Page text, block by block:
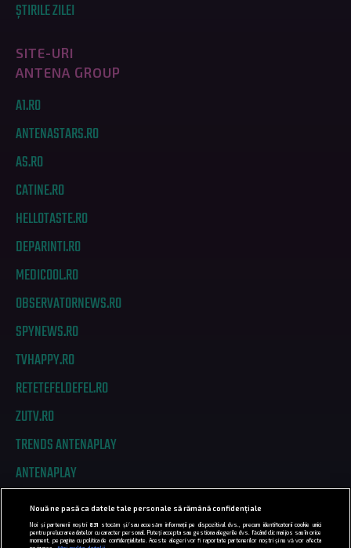
ȘTIRILE ZILEI
SITE-URI
ANTENA GROUP
A1.RO
ANTENASTARS.RO
AS.RO
CATINE.RO
HELLOTASTE.RO
DEPARINTI.RO
MEDICOOL.RO
OBSERVATORNEWS.RO
SPYNEWS.RO
TVHAPPY.RO
RETETEFELDEFEL.RO
ZUTV.RO
TRENDS ANTENAPLAY
ANTENAPLAY
PRIVACY
Nouă ne pasă ca datele tale personale să rămână confidențiale
Noi și partenerii noștri 831
stocăm și/sau accesăm informații pe dispozitivul dvs., precum identificatorii cookie unici
pentru prelucrarea datelor cu caracter personal. Puteți accepta sau gestiona alegerile dvs. făcând clic mai jos sau în orice
moment, pe pagina cu politica de confidențialitate. Aceste alegeri vor fi raportate partenerilor noștri și nu vă vor afecta